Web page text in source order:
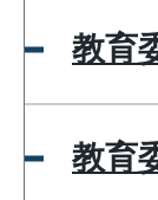
教育
教育